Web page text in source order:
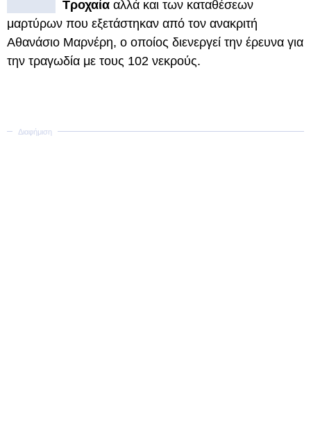
Τροχαία αλλά και των καταθέσεων
μαρτύρων που εξετάστηκαν από τον ανακριτή
Αθανάσιο Μαρνέρη, ο οποίος διενεργεί την έρευνα για
την τραγωδία με τους 102 νεκρούς.